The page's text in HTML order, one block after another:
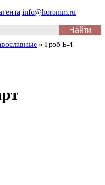
info@horonim.ru
» Гроб Б-4